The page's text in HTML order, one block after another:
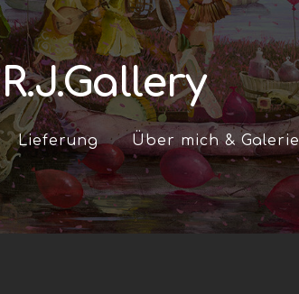
R.J.Gallery
Lieferung Über mich & Galerie